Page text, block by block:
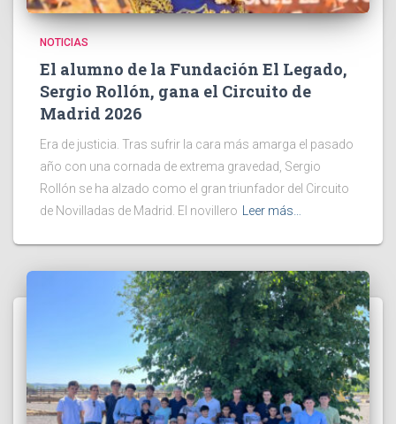
NOTICIAS
El alumno de la Fundación El Legado,
Sergio Rollón, gana el Circuito de
Madrid 2026
Era de justicia. Tras sufrir la cara más amarga el pasado
año con una cornada de extrema gravedad, Sergio
Rollón se ha alzado como el gran triunfador del Circuito
de Novilladas de Madrid. El novillero
Leer más…